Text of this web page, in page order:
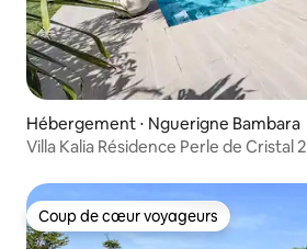
Hébergement ⋅ Nguerigne Bambara
Villa Kalia Résidence Perle de Cristal 2
Coup de cœur voyageurs
Coup de cœur voyageurs